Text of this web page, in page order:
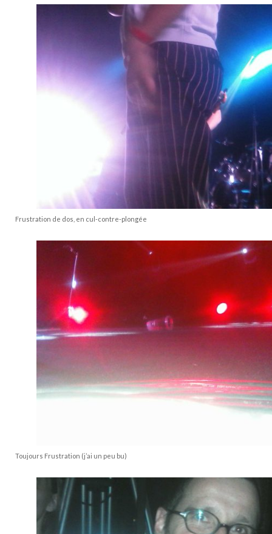
Frustration de dos, en cul-contre-plongée
Toujours Frustration (j’ai un peu bu)